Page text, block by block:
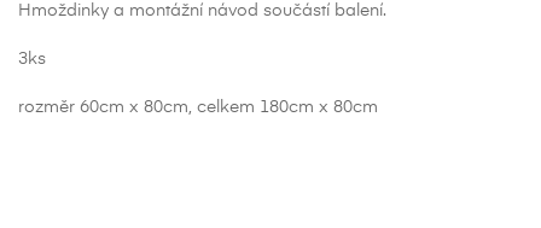
Hmoždinky a montážní návod součástí balení.
3ks
rozměr 60cm x 80cm, celkem 180cm x 80cm